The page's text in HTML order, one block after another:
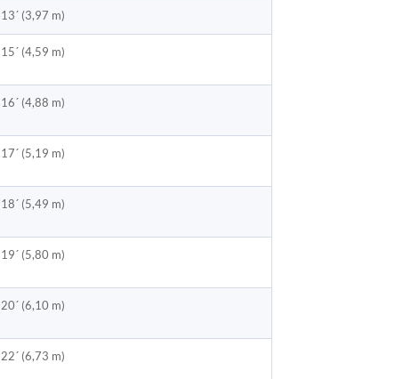
13´ (3,97 m)
15´ (4,59 m)
16´ (4,88 m)
17´ (5,19 m)
18´ (5,49 m)
19´ (5,80 m)
20´ (6,10 m)
22´ (6,73 m)